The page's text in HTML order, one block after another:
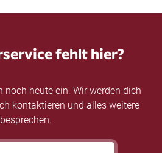
fehlt hier?
noch heute ein. Wir werden dich
kontaktieren und alles weitere
besprechen.